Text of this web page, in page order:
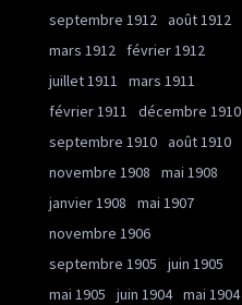
septembre 1912 août 1912
mars 1912
février 1912
juillet 1911
mars 1911
février 1911
décembre 1910
septembre 1910 août 1910
novembre 1908
mai 1908
janvier 1908
mai 1907
novembre 1906
septembre 1905
juin 1905
mai 1905
juin 1904 mai 1904